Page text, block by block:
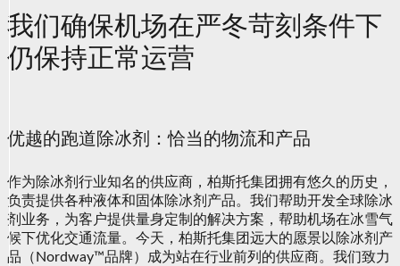
我们确保机场在严冬苛刻条件下
仍保持正常运营
优越的跑道除冰剂：恰当的物流和产品
作为除冰剂行业知名的供应商，柏斯托集团拥有悠久的历史，
负责提供各种液体和固体除冰剂产品。我们帮助开发全球除冰
剂业务，为客户提供量身定制的解决方案，帮助机场在冰雪气
候下优化交通流量。今天，柏斯托集团远大的愿景以除冰剂产
品（Nordway™品牌）成为站在行业前列的供应商。我们致力